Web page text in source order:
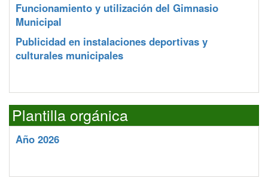
Funcionamiento y utilización del Gimnasio
Municipal
Publicidad en instalaciones deportivas y
culturales municipales
Plantilla orgánica
Año 2026